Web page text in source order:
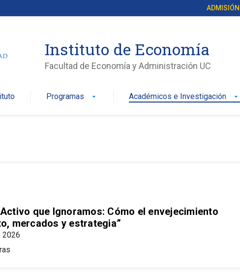
ADMISIÓN
Instituto de Economía
Facultad de Economía y Administración UC
Programas arrow_drop_down Académicos e Investigación arrow_drop_down
que Ignoramos: Cómo el envejecimiento
mercados y estrategia”
2026